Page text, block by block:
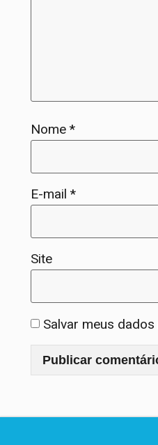
Nome*
E-mail*
Site
Salvar meus